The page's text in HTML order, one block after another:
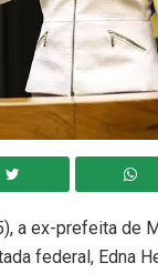
a ex-prefeita de
federal, Edna